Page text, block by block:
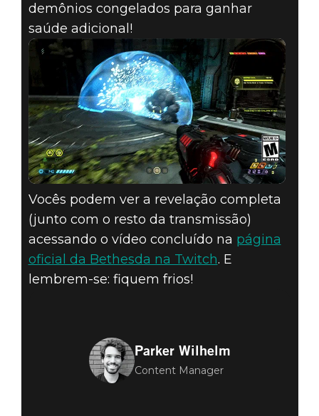
demônios congelados para ganhar
saúde adicional!
Vocês podem ver a revelação completa
(junto com o resto da transmissão)
acessando o vídeo concluído na página
oficial da Bethesda na Twitch. E
lembrem-se: fiquem frios!
Parker Wilhelm
Content Manager